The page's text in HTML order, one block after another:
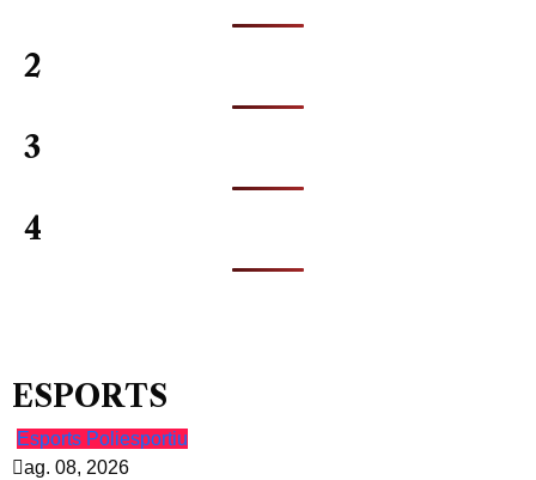
2
3
4
ESPORTS
Esports Poliesportiu
ag. 08, 2026